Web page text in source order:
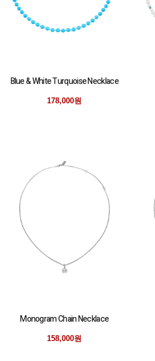
Blue & White Turquoise Necklace
178,000원
Monogram Chain Necklace
158,000원